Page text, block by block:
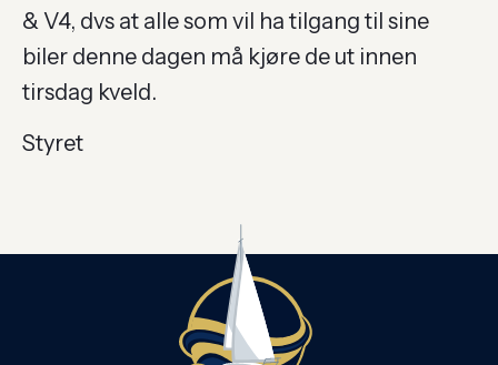
& V4, dvs at alle som vil ha tilgang til sine
biler denne dagen må kjøre de ut innen
tirsdag kveld.
Styret